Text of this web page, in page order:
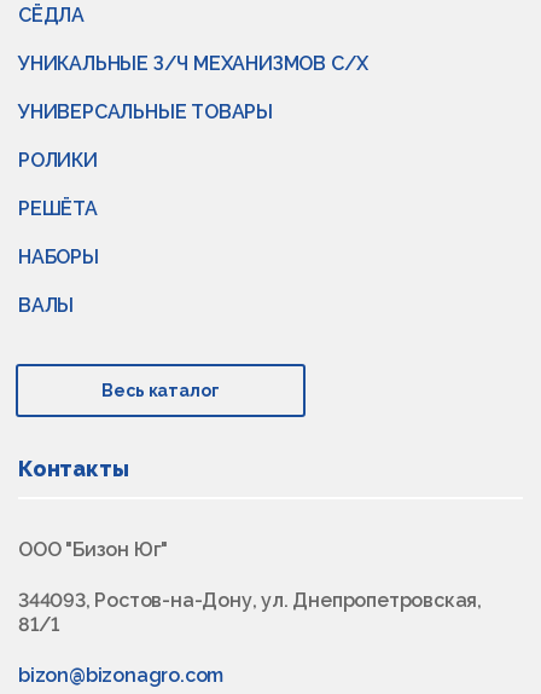
СЁДЛА
УНИКАЛЬНЫЕ З/Ч МЕХАНИЗМОВ С/Х
УНИВЕРСАЛЬНЫЕ ТОВАРЫ
РОЛИКИ
РЕШЁТА
НАБОРЫ
ВАЛЫ
Весь каталог
Контакты
ООО "Бизон Юг"
344093, Ростов-на-Дону, ул. Днепропетровская,
81/1
bizon@bizonagro.com